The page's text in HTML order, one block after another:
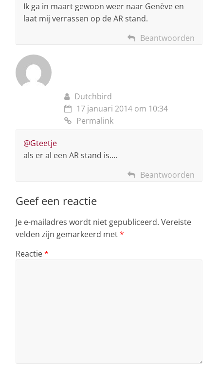
Ik ga in maart gewoon weer naar Genève en
laat mij verrassen op de AR stand.
Beantwoorden
Dutchbird
17 januari 2014 om 10:34
Permalink
@Gteetje
als er al een AR stand is….
Beantwoorden
Geef een reactie
Je e-mailadres wordt niet gepubliceerd. Vereiste
velden zijn gemarkeerd met*
Reactie*